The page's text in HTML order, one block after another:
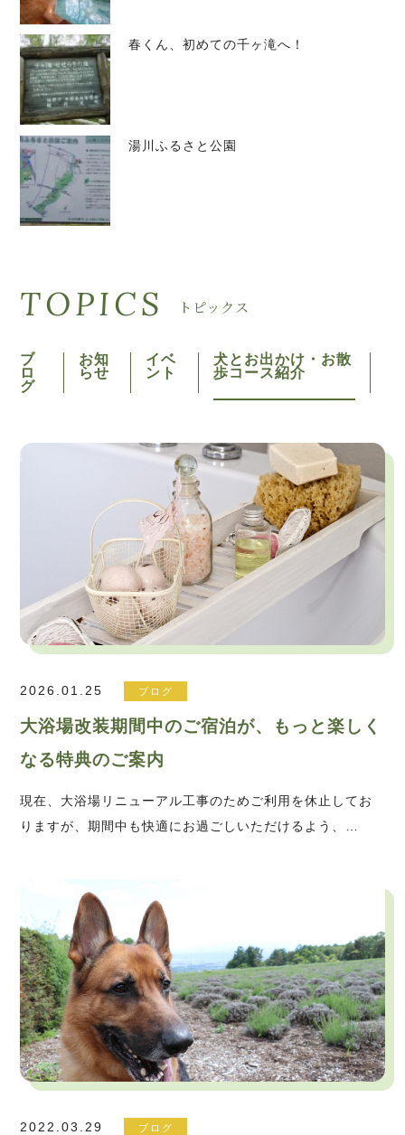
春くん、初めての千ヶ滝へ！
湯川ふるさと公園
TOPICS トピックス
ブ
ロ
グ
お知
らせ
イベ
ント
犬とお出かけ・お散
歩コース紹介
2026.01.25 ブログ
大浴場改装期間中のご宿泊が、もっと楽しく
なる特典のご案内
現在、大浴場リニューアル工事のためご利用を休止してお
りますが、期間中も快適にお過ごしいただけるよう、…
2022.03.29 ブログ